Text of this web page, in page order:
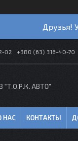
02 +380 (63) 316-40-70
"Т.О.Р.К. АВТО"
НАС КОНТАКТЫ